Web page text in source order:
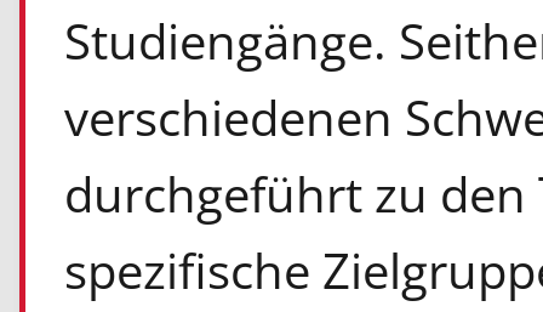
Studiengänge.
verschiedenen
durchgeführt zu den
spezifische